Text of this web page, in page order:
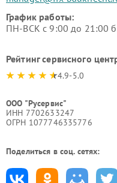
График работы:
ПН-ВСК с 9:00 до 21:00
Рейтинг сервисного
4.9-5.0
ООО "Русервис"
ИНН 7702633247
ОГРН 1077746335776
Поделиться в соц. сетях: